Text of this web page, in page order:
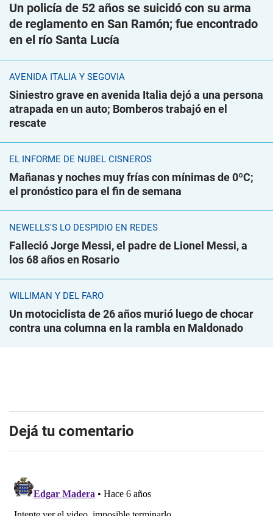
Un policía de 52 años se suicidó con su arma
de reglamento en San Ramón; fue encontrado
en el río Santa Lucía
AVENIDA ITALIA Y SEGOVIA
Siniestro grave en avenida Italia dejó a una persona
atrapada en un auto; Bomberos trabajó en el
rescate
EL INFORME DE NUBEL CISNEROS
Mañanas y noches muy frías con mínimas de 0ºC;
el pronóstico para el fin de semana
NEWELLS'S LO DESPIDIÓ EN REDES
Falleció Jorge Messi, el padre de Lionel Messi, a
los 68 años en Rosario
WILLIMAN Y DEL FARO
Un motociclista de 26 años murió luego de chocar
contra una columna en la rambla en Maldonado
Dejá tu comentario